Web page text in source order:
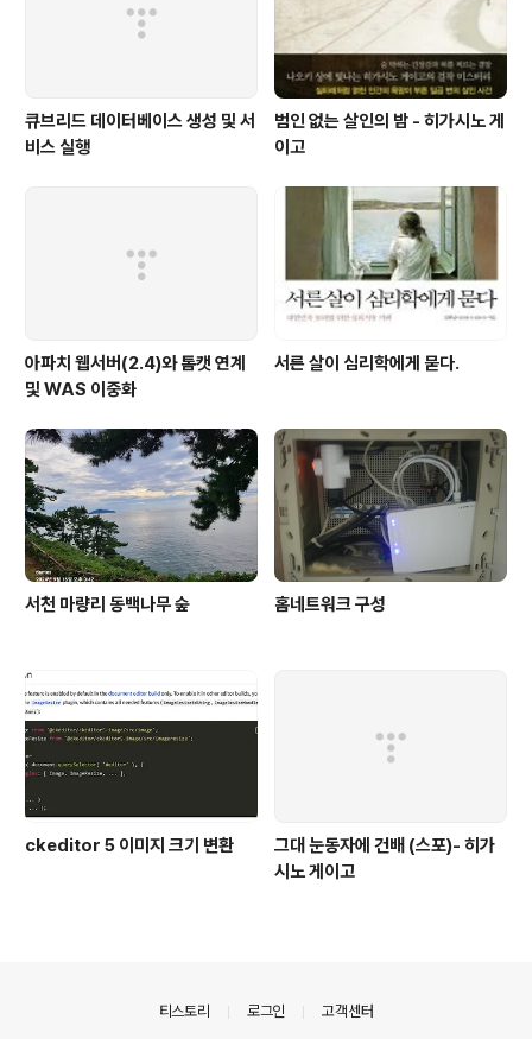
큐브리드 데이터베이스 생성 및 서
비스 실행
범인 없는 살인의 밤 - 히가시노 게
이고
아파치 웹서버(2.4)와 톰캣 연계
및 WAS 이중화
서른 살이 심리학에게 묻다.
서천 마량리 동백나무 숲 홈네트워크 구성
ckeditor 5 이미지 크기 변환
그대 눈동자에 건배 (스포)- 히가
시노 게이고
티스토리 로그인 고객센터